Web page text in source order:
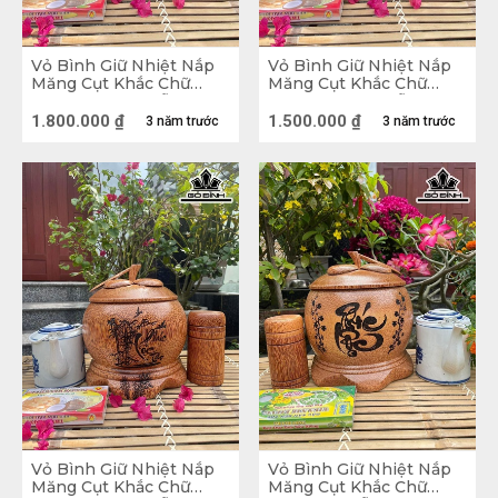
Vỏ Bình Giữ Nhiệt Nắp
Măng Cụt Khắc Chữ
Phúc Lộc Thọ Gỗ Dừa
Loại 1,5 Lít
3 năm trước
1.800.000 ₫
Vỏ Bình Giữ Nhiệt Nắp
Măng Cụt Khắc Chữ
Phúc Lộc Thọ Gỗ Dừa
Loại 1 Lít
3 năm trước
1.500.000 ₫
Vỏ Bình Giữ Nhiệt Nắp
Măng Cụt Khắc Chữ
Vỏ Bình Giữ Nhiệt Nắp
Măng Cụt Khắc Chữ